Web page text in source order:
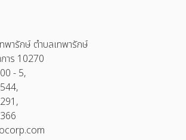
ารักษ์ ตำบลเทพารักษ์
าร 10270
- 5,